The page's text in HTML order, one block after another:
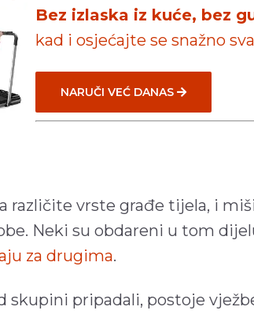
Bez izlaska iz kuće, bez
kad i osjećajte se snažno
NARUČI VEĆ DANAS
različite vrste građe tijela, i
Neki su obdareni u tom
za drugima.
skupini pripadali, postoje